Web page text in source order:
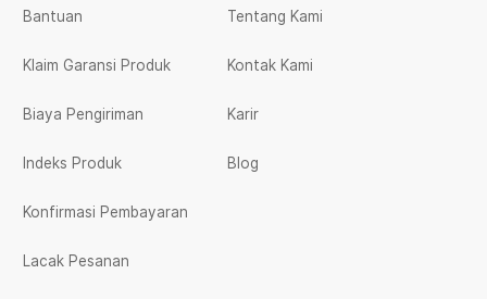
Bantuan
Klaim Garansi Produk
Biaya Pengiriman
Indeks Produk
Konfirmasi Pembayaran
Lacak Pesanan
Tentang Kami
Kontak Kami
Karir
Blog